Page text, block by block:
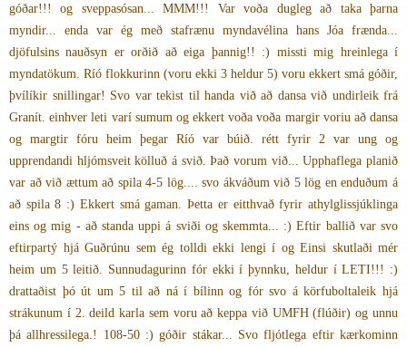
góðar!!! og sveppasósan... MMM!!! Var voða dugleg að taka þarna
myndir... enda var ég með stafrænu myndavélina hans Jóa frænda...
djöfulsins nauðsyn er orðið að eiga þannig!! :) missti mig hreinlega í
myndatökum. Ríó flokkurinn (voru ekki 3 heldur 5) voru ekkert smá góðir,
þvílíkir snillingar! Svo var tekist til handa við að dansa við undirleik frá
Granít. einhver leti varí sumum og ekkert voða voða margir voriu að dansa
og margtir fóru heim þegar Ríó var búið. rétt fyrir 2 var ung og
upprendandi hljómsveit kölluð á svið. Það vorum við... Upphaflega planið
var að við ættum að spila 4-5 lög.... svo ákváðum við 5 lög en enduðum á
að spila 8 :) Ekkert smá gaman. Þetta er eitthvað fyrir athylglissjúklinga
eins og mig - að standa uppi á sviði og skemmta... :) Eftir ballið var svo
eftirpartý hjá Guðrúnu sem ég tolldi ekki lengi í og Einsi skutlaði mér
heim um 5 leitið. Sunnudagurinn fór ekki í þynnku, heldur í LETI!!! :)
drattaðist þó út um 5 til að ná í bílinn og fór svo á körfuboltaleik hjá
strákunum í 2. deild karla sem voru að keppa við UMFH (flúðir) og unnu
þá allhressilega.! 108-50 :) góðir stákar... Svo fljótlega eftir kærkominn